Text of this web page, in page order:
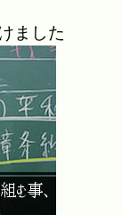
ました